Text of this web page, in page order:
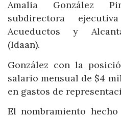
Amalia González
subdirectora
Acueductos y
(Idaan).
González con la
salario mensual de $4
en gastos de
El nombramiento